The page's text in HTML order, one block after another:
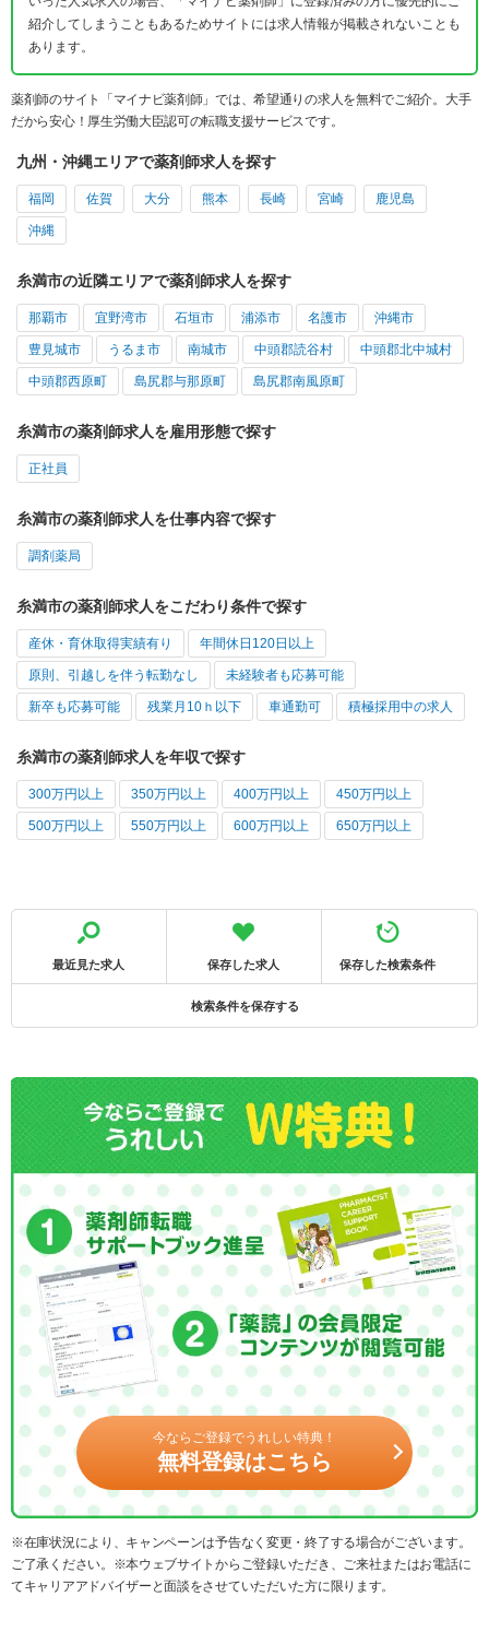
紹介してしまうこともあるためサイトには求人情報が掲載されないことも
あります。
薬剤師のサイト「マイナビ薬剤師」では、希望通りの求人を無料でご紹介。大手
だから安心！厚生労働大臣認可の転職支援サービスです。
九州・沖縄エリアで薬剤師求人を探す
福岡 佐賀 大分 熊本 長崎 宮崎 鹿児島
沖縄
糸満市の近隣エリアで薬剤師求人を探す
那覇市 宜野湾市 石垣市 浦添市 名護市 沖縄市
豊見城市 うるま市 南城市 中頭郡読谷村 中頭郡北中城村
中頭郡西原町 島尻郡与那原町 島尻郡南風原町
糸満市の薬剤師求人を雇用形態で探す
正社員
糸満市の薬剤師求人を仕事内容で探す
調剤薬局
糸満市の薬剤師求人をこだわり条件で探す
産休・育休取得実績有り 年間休日120日以上
原則、引越しを伴う転勤なし 未経験者も応募可能
新卒も応募可能 残業月10ｈ以下 車通勤可 積極採用中の求人
糸満市の薬剤師求人を年収で探す
300万円以上 350万円以上 400万円以上 450万円以上
500万円以上 550万円以上 600万円以上 650万円以上
最近見た求人 保存した求人 保存した検索条件
検索条件を保存する
今ならご登録でうれしい特典！
無料登録はこちら
※在庫状況により、キャンペーンは予告なく変更・終了する場合がございます。
ご了承ください。※本ウェブサイトからご登録いただき、ご来社またはお電話に
てキャリアアドバイザーと面談をさせていただいた方に限ります。